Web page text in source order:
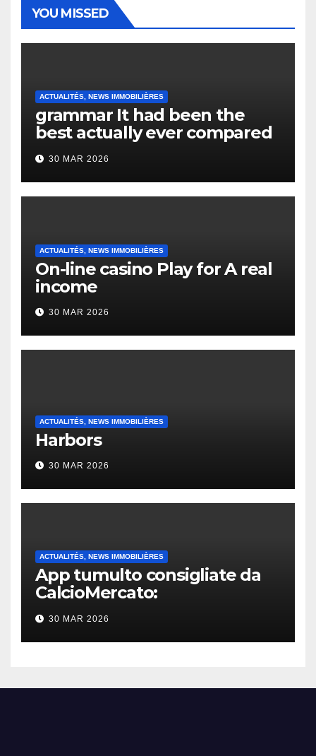
YOU MISSED
ACTUALITÉS, NEWS IMMOBILIÈRES
grammar It had been the
best actually ever compared
to it’s the top actually?
English Vocabulary Learners
Heap Change
30 MAR 2026
ACTUALITÉS, NEWS IMMOBILIÈRES
On-line casino Play for A real
income
30 MAR 2026
ACTUALITÉS, NEWS IMMOBILIÈRES
Harbors
30 MAR 2026
ACTUALITÉS, NEWS IMMOBILIÈRES
App tumulto consigliate da
CalcioMercato:
considerazione di gennaio
2026
30 MAR 2026